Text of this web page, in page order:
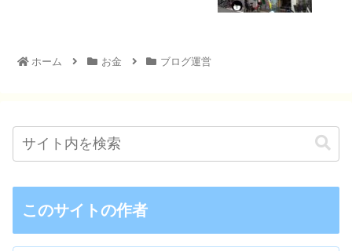
ホーム お金 ブログ運営
このサイトの作者